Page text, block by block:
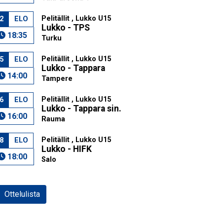
ELO
18:35
Pelitällit , Lukko U15
Lukko - TPS
Turku
ELO
14:00
Pelitällit , Lukko U15
Lukko - Tappara
Tampere
ELO
16:00
Pelitällit , Lukko U15
Lukko - Tappara sin.
Rauma
ELO
18:00
Pelitällit , Lukko U15
Lukko - HIFK
Salo
Ottelulista